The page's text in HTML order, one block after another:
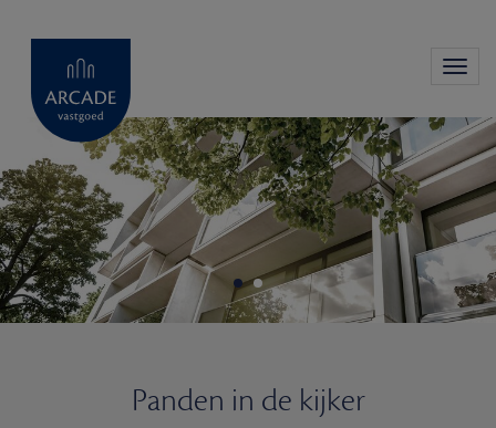
Panden in de kijker